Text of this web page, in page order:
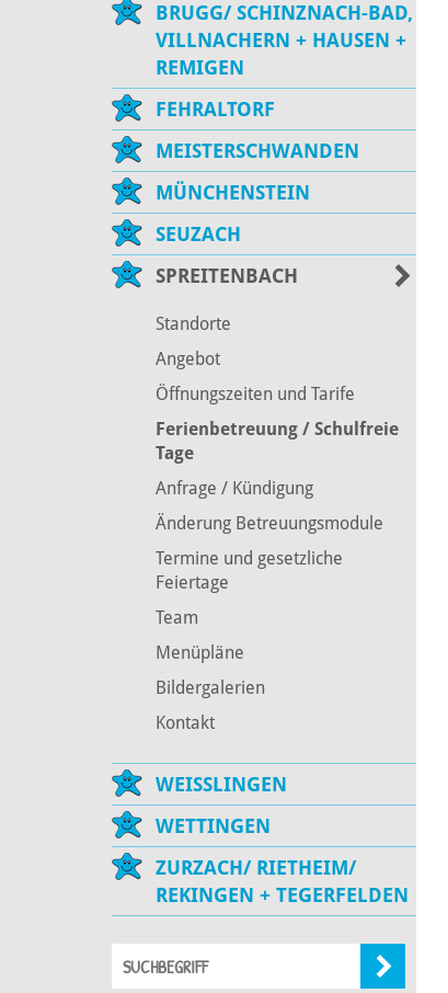
BRUGG/ SCHINZNACH-BAD,
VILLNACHERN + HAUSEN +
REMIGEN
FEHRALTORF
MEISTERSCHWANDEN
MÜNCHENSTEIN
SEUZACH
SPREITENBACH
Standorte
Angebot
Öffnungszeiten und Tarife
Ferienbetreuung / Schulfreie
Tage
Anfrage / Kündigung
Änderung Betreuungsmodule
Termine und gesetzliche
Feiertage
Team
Menüpläne
Bildergalerien
Kontakt
WEISSLINGEN
WETTINGEN
ZURZACH/ RIETHEIM/
REKINGEN + TEGERFELDEN